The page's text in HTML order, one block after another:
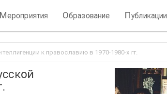
Мероприятия Образование Публикации
к православию в 1970-1980-х гг.